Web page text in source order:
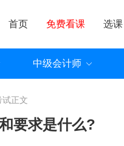
首页 免费看课 选课
中级会计师
试正文
要求是什么?